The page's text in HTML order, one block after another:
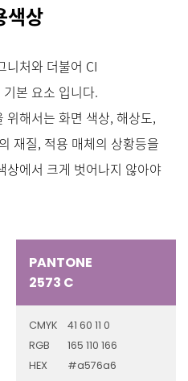
색상
니처와 더불어 CI
본 요소 입니다.
위해서는 화면 색상, 해상도,
재질, 적용 매체의 상황등을
상에서 크게 벗어나지 않아야
PANTONE
2573 C
CMYK
41 60 11 0
RGB
165 110 166
HEX
#a576a6